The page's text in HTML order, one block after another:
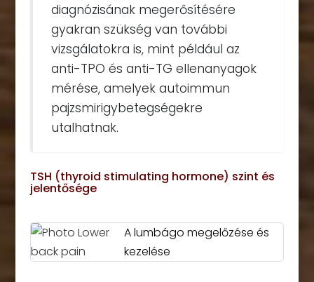
diagnózisának megerősítésére
gyakran szükség van további
vizsgálatokra is, mint például az
anti-TPO és anti-TG ellenanyagok
mérése, amelyek autoimmun
pajzsmirigybetegségekre
utalhatnak.
TSH (thyroid stimulating hormone) szint és
jelentősége
A lumbágo megelőzése és
kezelése